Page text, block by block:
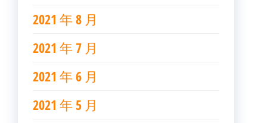
2021 年 8 月
2021 年 7 月
2021 年 6 月
2021 年 5 月